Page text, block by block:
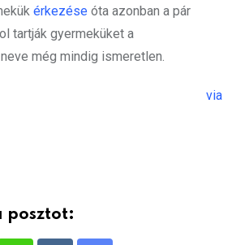
érkezése óta azonban a pár
tartják gyermeküket a
még mindig ismeretlen.
via
posztot: